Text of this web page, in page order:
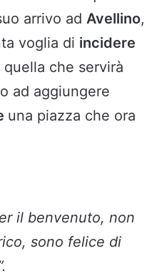
arrivo ad Avellino,
voglia di incidere
che servirà
ad aggiungere
una piazza che ora
il benvenuto, non
sono felice di